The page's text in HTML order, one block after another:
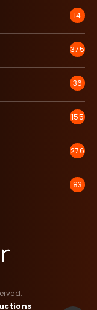
14
375
36
155
276
83